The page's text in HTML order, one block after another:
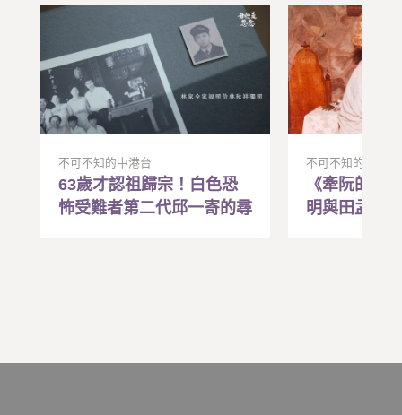
不可不知的中港台
63歲才認祖歸宗！白色恐
怖受難者第二代邱一寄的尋
不可不知的中港台
《牽阮的手
明與田孟淑